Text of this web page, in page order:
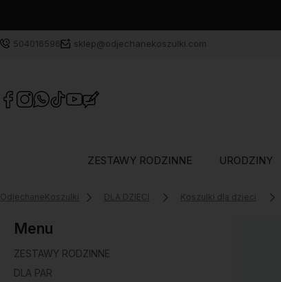
504016596 sklep@odjechanekoszulki.com
ZESTAWY RODZINNE URODZINY
OdjechaneKoszulki DLA DZIECI Koszulki dla dzieci
Menu
ZESTAWY RODZINNE
DLA PAR